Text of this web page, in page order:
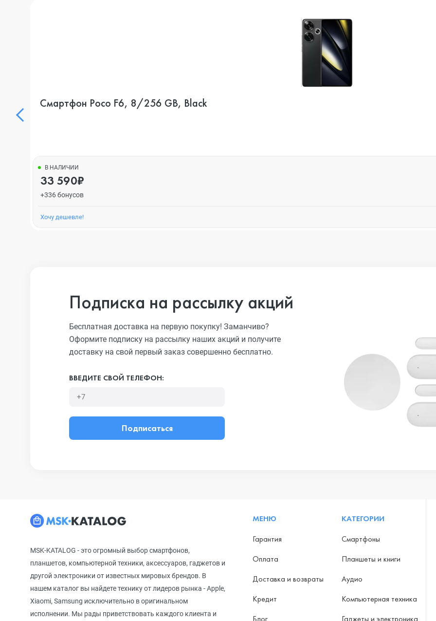
Смартфон Poco F6, 8/256 GB, Black
В НАЛИЧИИ
33 590₽
+336 бонусов
Хочу дешевле!
Подписка на рассылку акций
Бесплатная доставка на первую покупку! Заманчиво?
Оформите подписку на рассылку наших акций и получите
доставку на свой первый заказ совершенно бесплатно.
ВВЕДИТЕ СВОЙ ТЕЛЕФОН:
Подписаться
MSK-KATALOG - это огромный выбор смартфонов,
планшетов, компьютерной техники, аксессуаров, гаджетов и
другой электроники от известных мировых брендов. В
нашем каталог вы найдете технику от лидеров рынка - Apple,
Xiaomi, Samsung исключительно в оригинальном
исполнении. Мы рады приветствовать каждого клиента и
МЕНЮ
Гарантия
Оплата
Доставка и возвраты
Кредит
Блог
КАТЕГОРИИ
Смартфоны
Планшеты и книги
Аудио
Компьютерная техника
Гаджеты и электроника